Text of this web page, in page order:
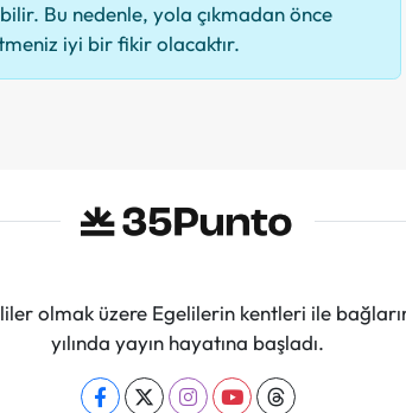
Bu nedenle, yola çıkmadan önce
iyi bir fikir olacaktır.
olmak üzere Egelilerin kentleri ile
yılında yayın hayatına başladı.